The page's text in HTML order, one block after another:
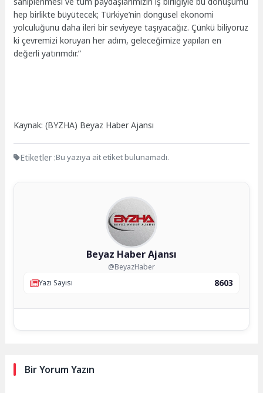
hep birlikte büyütecek; Türkiye’nin döngüsel ekonomi
yolculuğunu daha ileri bir seviyeye taşıyacağız. Çünkü biliyoruz
ki çevremizi koruyan her adım, geleceğimize yapılan en
değerli yatırımdır.”
Kaynak: (BYZHA) Beyaz Haber Ajansı
Etiketler :Bu yazıya ait etiket bulunamadı.
Beyaz Haber Ajansı
@BeyazHaber
Yazı Sayısı
8603
Bir Yorum Yazın